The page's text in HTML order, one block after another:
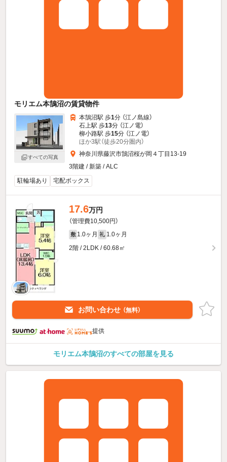
モリエム本鵠沼の賃貸物件
すべての写真
本鵠沼駅 歩1分 （江ノ島線）
石上駅 歩13分 （江ノ電）
柳小路駅 歩15分 （江ノ電）
ほか3駅（徒歩20分圏内）
神奈川県藤沢市鵠沼桜が岡４丁目13-19
3階建 / 新築 / ALC
駐輪場あり
宅配ボックス
17.6万円
（管理費10,500円）
敷 1.0ヶ月 礼 1.0ヶ月
2階 / 2LDK / 60.68㎡
お問い合わせ （無料）
提供
モリエム本鵠沼のすべての部屋を見る